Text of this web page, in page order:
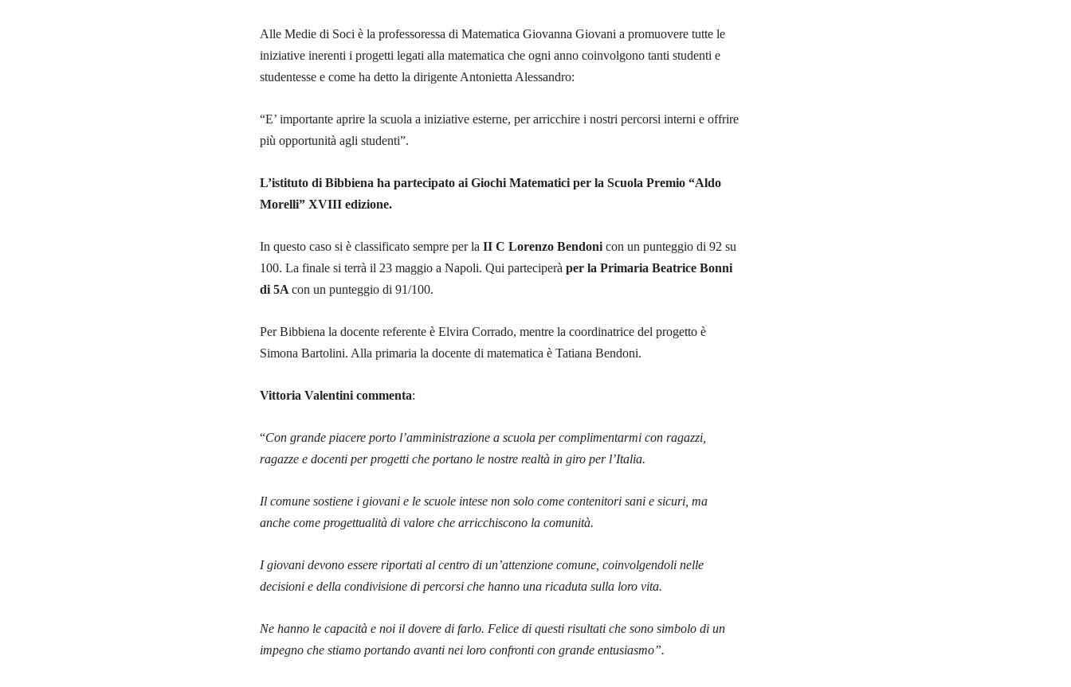
Alle Medie di Soci è la professoressa di Matematica Giovanna Giovani a promuovere tutte le
iniziative inerenti i progetti legati alla matematica che ogni anno coinvolgono tanti studenti e
studentesse e come ha detto la dirigente Antonietta Alessandro:
“E’ importante aprire la scuola a iniziative esterne, per arricchire i nostri percorsi interni e offrire
più opportunità agli studenti”.
L’istituto di Bibbiena ha partecipato ai Giochi Matematici per la Scuola Premio “Aldo
Morelli” XVIII edizione.
In questo caso si è classificato sempre per la II C Lorenzo Bendoni con un punteggio di 92 su
100. La finale si terrà il 23 maggio a Napoli. Qui parteciperà per la Primaria Beatrice Bonni
di 5A con un punteggio di 91/100.
Per Bibbiena la docente referente è Elvira Corrado, mentre la coordinatrice del progetto è
Simona Bartolini. Alla primaria la docente di matematica è Tatiana Bendoni.
Vittoria Valentini commenta:
“Con grande piacere porto l’amministrazione a scuola per complimentarmi con ragazzi,
ragazze e docenti per progetti che portano le nostre realtà in giro per l’Italia.
Il comune sostiene i giovani e le scuole intese non solo come contenitori sani e sicuri, ma
anche come progettualità di valore che arricchiscono la comunità.
I giovani devono essere riportati al centro di un’attenzione comune, coinvolgendoli nelle
decisioni e della condivisione di percorsi che hanno una ricaduta sulla loro vita.
Ne hanno le capacità e noi il dovere di farlo. Felice di questi risultati che sono simbolo di un
impegno che stiamo portando avanti nei loro confronti con grande entusiasmo”.